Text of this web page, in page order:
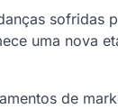
sofridas
uma nova
de